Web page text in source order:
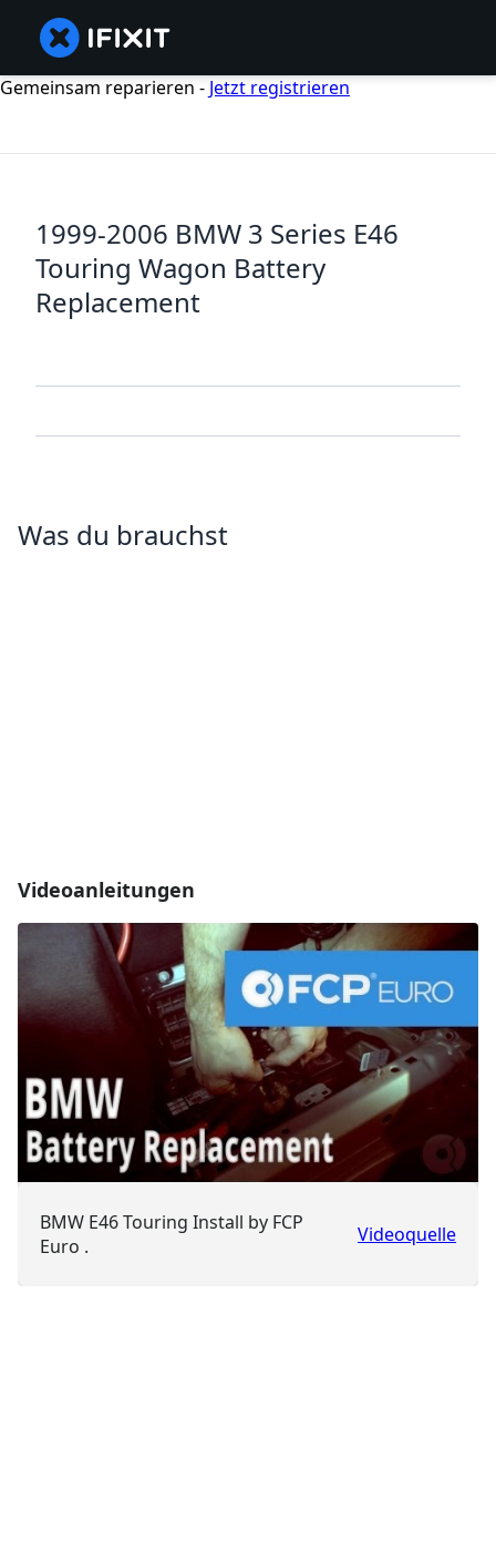
Gemeinsam reparieren - Jetzt registrieren
1999-2006 BMW 3 Series E46
Touring Wagon Battery
Replacement
Was du brauchst
Videoanleitungen
BMW E46 Touring Install by FCP
Euro .
Videoquelle